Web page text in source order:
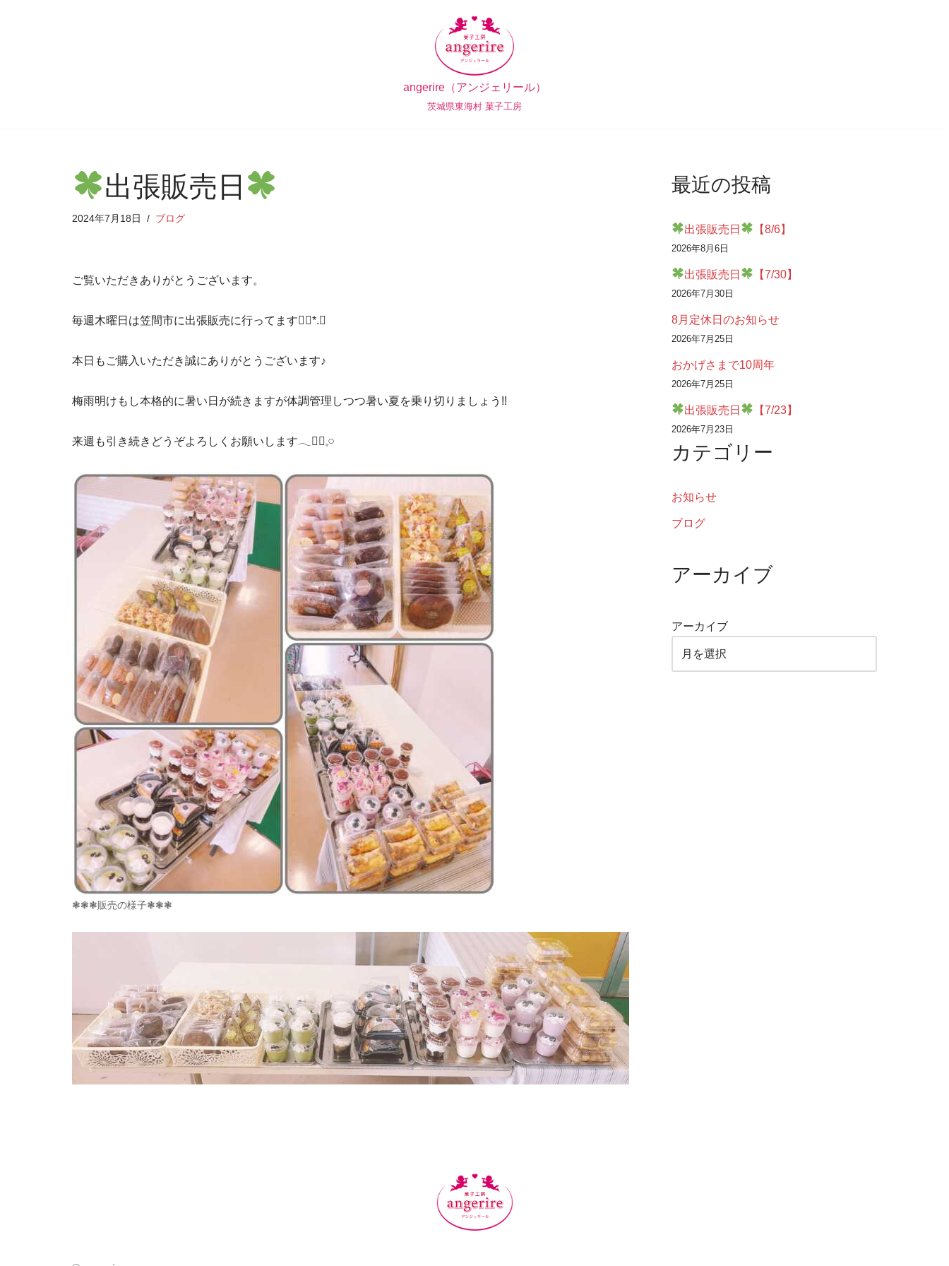
angerire（アンジェリール）
茨城県東海村 菓子工房
出張販売日
2024年7月18日 ブログ
ご覧いただきありがとうございます。
毎週木曜日は笠間市に出張販売に行ってます❁⃘*.ﾟ
本日もご購入いただき誠にありがとうございます♪
梅雨明けもし本格的に暑い日が続きますが体調管理しつつ暑い夏を乗り切りましょう!!
来週も引き続きどうぞよろしくお願いします𓂃❁⃘𓈒𓏸
❃❃❃販売の様子❃❃❃
最近の投稿
出張販売日 【8/6】
2026年8月6日
出張販売日 【7/30】
2026年7月30日
8月定休日のお知らせ
2026年7月25日
おかげさまで10周年
2026年7月25日
出張販売日 【7/23】
2026年7月23日
カテゴリー
お知らせ
ブログ
アーカイブ
アーカイブ